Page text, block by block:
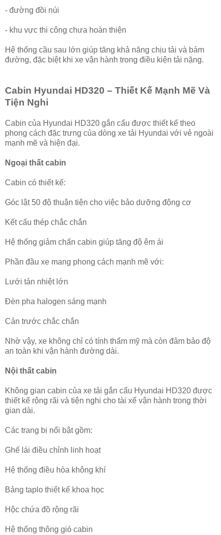
- đường đồi núi
- khu vực thi công chưa hoàn thiện
Hệ thống cầu sau lớn giúp tăng khả năng chịu tải và bám
đường, đặc biệt khi xe vận hành trong điều kiện tải nặng.
Cabin Hyundai HD320 – Thiết Kế Mạnh Mẽ Và
Tiện Nghi
Cabin của Hyundai HD320 gắn cẩu được thiết kế theo
phong cách đặc trưng của dòng xe tải Hyundai với vẻ ngoài
mạnh mẽ và hiện đại.
Ngoại thất cabin
Cabin có thiết kế:
Góc lật 50 độ thuận tiện cho việc bảo dưỡng động cơ
Kết cấu thép chắc chắn
Hệ thống giảm chấn cabin giúp tăng độ êm ái
Phần đầu xe mang phong cách mạnh mẽ với:
Lưới tản nhiệt lớn
Đèn pha halogen sáng mạnh
Cản trước chắc chắn
Nhờ vậy, xe không chỉ có tính thẩm mỹ mà còn đảm bảo độ
an toàn khi vận hành đường dài.
Nội thất cabin
Không gian cabin của xe tải gắn cẩu Hyundai HD320 được
thiết kế rộng rãi và tiện nghi cho tài xế vận hành trong thời
gian dài.
Các trang bị nổi bật gồm:
Ghế lái điều chỉnh linh hoạt
Hệ thống điều hòa không khí
Bảng taplo thiết kế khoa học
Hộc chứa đồ rộng rãi
Hệ thống thông gió cabin